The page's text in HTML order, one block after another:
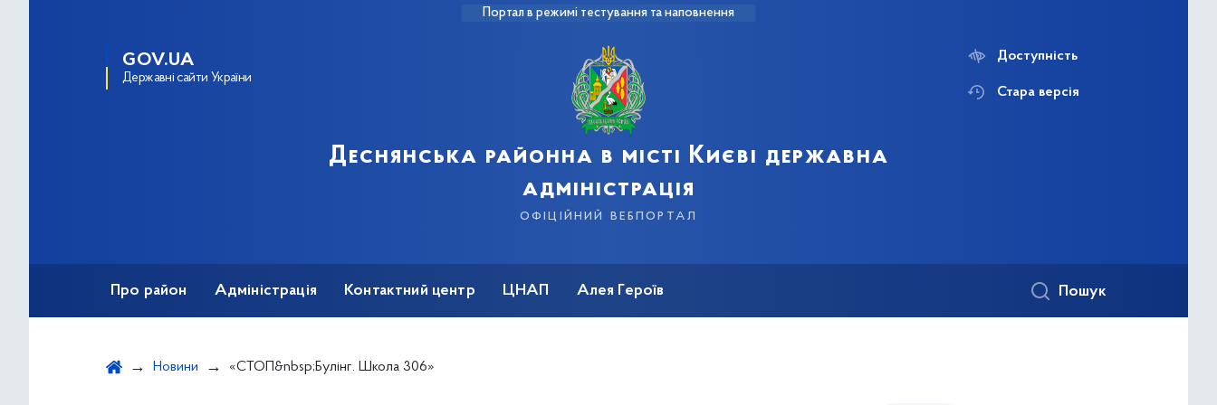
Портал в режимі тестування та наповнення
GOV.UA
Державні сайти України
Деснянська районна в місті Києві державна
адміністрація
офіційний вебпортал
Доступність
Стара версія
Про район Адміністрація Контактний центр ЦНАП Алея Героїв Пошук
Новини «СТОП&nbsp;Булінг. Школа 306»